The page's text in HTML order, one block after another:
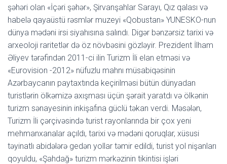
şəhəri olan «İçəri şəhər», Şirvanşahlar Sarayı, Qız qalası və
habelə qayaüstü rəsmlər muzeyi «Qobustan» YUNESKO-nun
dünya mədəni irsi siyahısına salındı. Digər bənzərsiz tarixi və
arxeoloji raritetlər də öz növbəsini gözləyir. Prezident İlham
Əliyev tərəfindən 2011-ci ilin Turizm İli elan etməsi və
«Eurovision -2012» nüfuzlu mahnı müsabiqəsinin
Azərbaycanın paytaxtında keçirilməsi bütün dünyadan
turistlərin ölkəmizə axışması üçün şərait yaratdı və ölkənin
turizm sənayesinin inkişafına güclü təkan verdi. Məsələn,
Turizm İli çərçivəsində turist rayonlarında bir çox yeni
mehmanxanalar açıldı, tarixi və mədəni qoruqlar, xüsusi
təyinatlı abidələrə gedən yollar təmir edildi, turist yol nişanları
qoyuldu, «Şahdağ» turizm mərkəzinin tikintisi işləri